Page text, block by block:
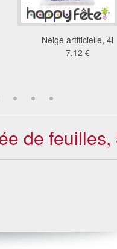
Neige artificielle, 4l
7.12 €
de feuilles,